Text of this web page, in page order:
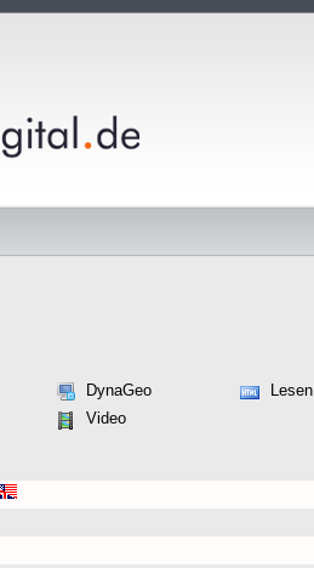
DynaGeo
Lesen
Video